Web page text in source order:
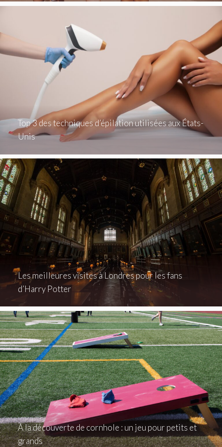
Top 3 des techniques d’épilation utilisées aux États-
Unis
Les meilleures visites à Londres pour les fans
d’Harry Potter
À la découverte de cornhole : un jeu pour petits et
grands